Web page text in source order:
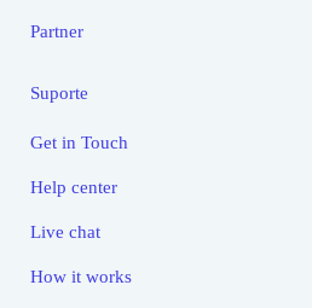
Partner
Suporte
Get in Touch
Help center
Live chat
How it works